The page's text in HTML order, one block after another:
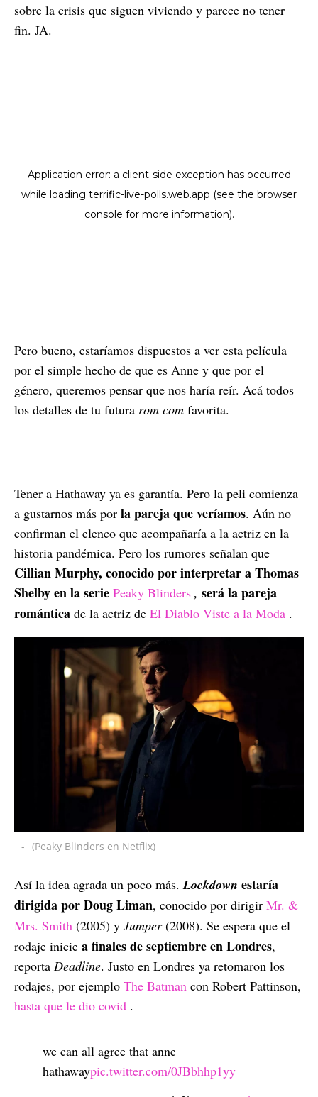
sobre la crisis que siguen viviendo y parece no tener
fin. JA.
Pero bueno, estaríamos dispuestos a ver esta película
por el simple hecho de que es Anne y que por el
género, queremos pensar que nos haría reír. Acá todos
los detalles de tu futura rom com favorita.
Tener a Hathaway ya es garantía. Pero la peli comienza
a gustarnos más por la pareja que veríamos. Aún no
confirman el elenco que acompañaría a la actriz en la
historia pandémica. Pero los rumores señalan que
Cillian Murphy, conocido por interpretar a Thomas
Shelby en la serie Peaky Blinders , será la pareja
romántica de la actriz de El Diablo Viste a la Moda .
- (Peaky Blinders en Netflix)
Así la idea agrada un poco más.Lockdown estaría
dirigida por Doug Liman, conocido por dirigir Mr. &
Mrs. Smith (2005) y Jumper(2008). Se espera que el
rodaje inicie a finales de septiembre en Londres,
reporta Deadline. Justo en Londres ya retomaron los
rodajes, por ejemplo The Batman con Robert Pattinson,
hasta que le dio covid .
we can all agree that anne
hathawaypic.twitter.com/0JBbhhp1yy